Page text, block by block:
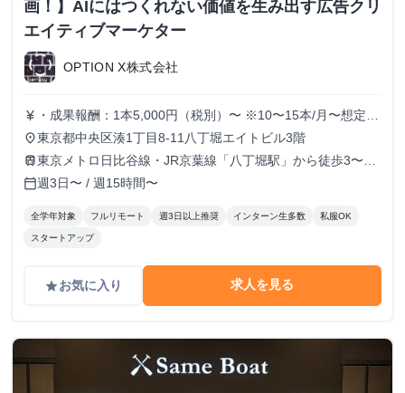
画！】AIにはつくれない価値を生み出す広告クリ
エイティブマーケター
OPTION X株式会社
currency_yen ・成果報酬：1本5,000円（税別）〜 ※10〜15本/月〜想定
※経験、実績、能力等によって変動 ※トライアル期間の場
合変動あり
place東京都中央区湊1丁目8-11八丁堀エイトビル3階
train東京メトロ日比谷線・JR京葉線「八丁堀駅」から徒歩3〜6
分
calendar_today週3日〜 / 週15時間〜
全学年対象 フルリモート 週3日以上推奨 インターン生多数 私服OK
スタートアップ
gradeお気に入り 求人を見る